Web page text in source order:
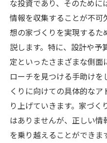
な投資であり、そのために
情報を収集することが不可
想の家づくりを実現する
説します。特に、設計や
定といったさまざまな側
ローチを見つける手助け
くりに向けての具体的な
り上げていきます。家づ
はありませんが、正しい
を乗り越えることができま